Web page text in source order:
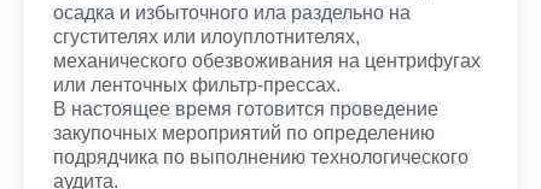
осадка и избыточного ила раздельно на
сгустителях или илоуплотнителях,
механического обезвоживания на центрифугах
или ленточных фильтр-прессах.
В настоящее время готовится проведение
закупочных мероприятий по определению
подрядчика по выполнению технологического
аудита.